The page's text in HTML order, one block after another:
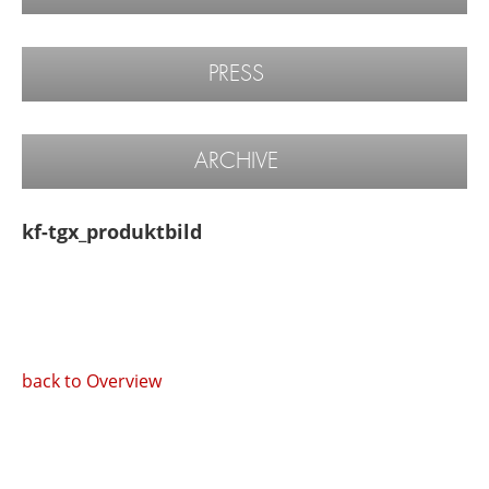
PRESS
ARCHIVE
kf-tgx_produktbild
back to Overview